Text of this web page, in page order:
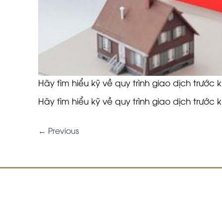
Hãy tìm hiểu kỹ về quy trình giao dịch trước
Hãy tìm hiểu kỹ về quy trình giao dịch trước
← Previous